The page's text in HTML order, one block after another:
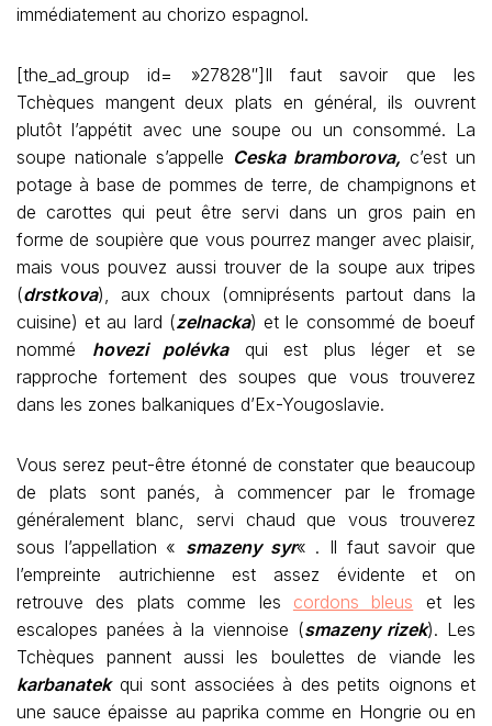
immédiatement au chorizo espagnol.
[the_ad_group id= »27828″]Il faut savoir que les
Tchèques mangent deux plats en général, ils ouvrent
plutôt l’appétit avec une soupe ou un consommé. La
soupe nationale s’appelle Ceska bramborova, c’est un
potage à base de pommes de terre, de champignons et
de carottes qui peut être servi dans un gros pain en
forme de soupière que vous pourrez manger avec plaisir,
mais vous pouvez aussi trouver de la soupe aux tripes
(drstkova), aux choux (omniprésents partout dans la
cuisine) et au lard (zelnacka) et le consommé de boeuf
nommé hovezi polévkaqui est plus léger et se
rapproche fortement des soupes que vous trouverez
dans les zones balkaniques d’Ex-Yougoslavie.
Vous serez peut-être étonné de constater que beaucoup
de plats sont panés, à commencer par le fromage
généralement blanc, servi chaud que vous trouverez
sous l’appellation « smazeny syr« . Il faut savoir que
l’empreinte autrichienne est assez évidente et on
retrouve des plats comme les cordons bleus et les
escalopes panées à la viennoise (smazeny rizek). Les
Tchèques pannent aussi les boulettes de viande les
karbanatekqui sont associées à des petits oignons et
une sauce épaisse au paprika comme en Hongrie ou en